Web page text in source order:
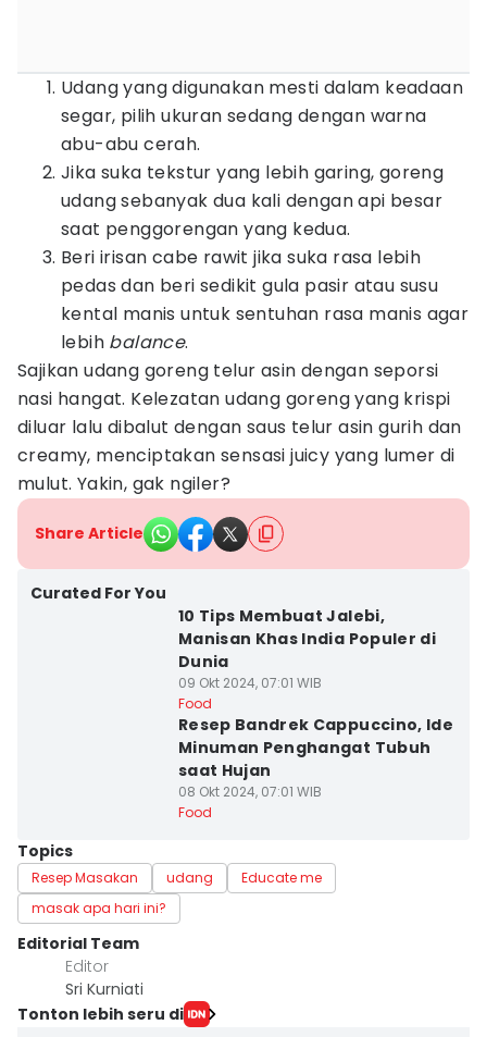
Udang yang digunakan mesti dalam keadaan
segar, pilih ukuran sedang dengan warna
abu-abu cerah.
Jika suka tekstur yang lebih garing, goreng
udang sebanyak dua kali dengan api besar
saat penggorengan yang kedua.
Beri irisan cabe rawit jika suka rasa lebih
pedas dan beri sedikit gula pasir atau susu
kental manis untuk sentuhan rasa manis agar
lebih balance.
Sajikan udang goreng telur asin dengan seporsi
nasi hangat. Kelezatan udang goreng yang krispi
diluar lalu dibalut dengan saus telur asin gurih dan
creamy, menciptakan sensasi juicy yang lumer di
mulut. Yakin, gak ngiler?
Share Article
Curated For You
10 Tips Membuat Jalebi,
Manisan Khas India Populer di
Dunia
09 Okt 2024, 07:01 WIB
Food
Resep Bandrek Cappuccino, Ide
Minuman Penghangat Tubuh
saat Hujan
08 Okt 2024, 07:01 WIB
Food
Topics
Resep Masakan udang
Educate me
masak apa hari ini?
Editorial Team
Editor
Sri Kurniati
Tonton lebih seru di